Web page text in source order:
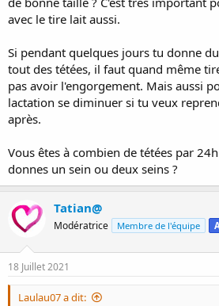
avec le tire lait aussi.
Si pendant quelques jours tu donne
tout des tétées, il faut quand même
pas avoir l'engorgement. Mais aussi
lactation se diminuer si tu veux
après.
Vous êtes à combien de tétées par
donnes un sein ou deux seins ?
Tatian@
Modératrice Membre de l'équipe
18 Juillet 2021
Laulau07 a dit: